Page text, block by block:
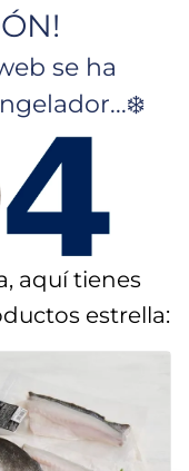
se ha
aquí tienes
estrella: